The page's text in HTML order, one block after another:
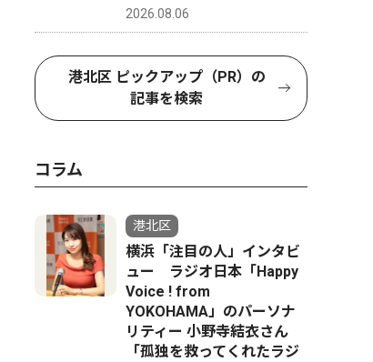
4
トップニュース 社会
2026.08.06
港北警察署 詐欺未然防止で
北つな
2026.08.06
港北区 ピックアップ（PR）の
記事を検索
コラム
港北区
横浜「注目の人」インタビ
ュー ラジオ日本「Happy
Voice ! from
YOKOHAMA」のパーソナ
リティー 小野寺結衣さん
「孤独を救ってくれたラジ